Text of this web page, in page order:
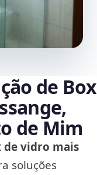
de Box
de Mim
de vidro mais
soluções